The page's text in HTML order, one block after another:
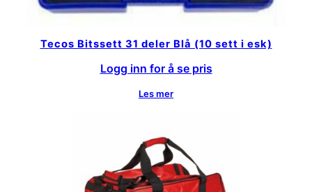
Tecos Bitssett 31 deler Blå (10 sett i esk)
Logg inn for å se pris
Les mer